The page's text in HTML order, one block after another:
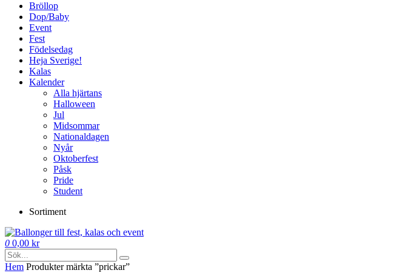
Bröllop
Dop/Baby
Event
Fest
Födelsedag
Heja Sverige!
Kalas
Kalender
Alla hjärtans
Halloween
Jul
Midsommar
Nationaldagen
Nyår
Oktoberfest
Påsk
Pride
Student
Sortiment
0 0,00 kr
Hem Produkter märkta ”prickar”